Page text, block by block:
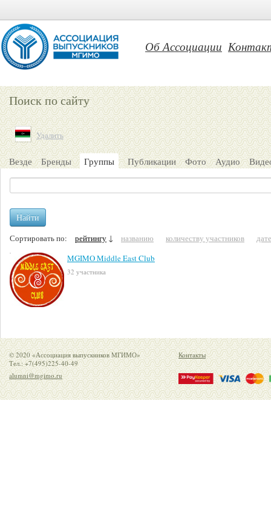
Об Ассоциации
Поиск по сайту
Удалить
Везде Бренды Группы Публикации Фото Аудио
Найти
Сортировать по: рейтингу ↓ названию количеству участников
MGIMO Middle East Club
32 участника
© 2020 «Ассоциация выпускников МГИМО»
Тел.: +7(495)225-40-49
alumni@mgimo.ru
Контакты